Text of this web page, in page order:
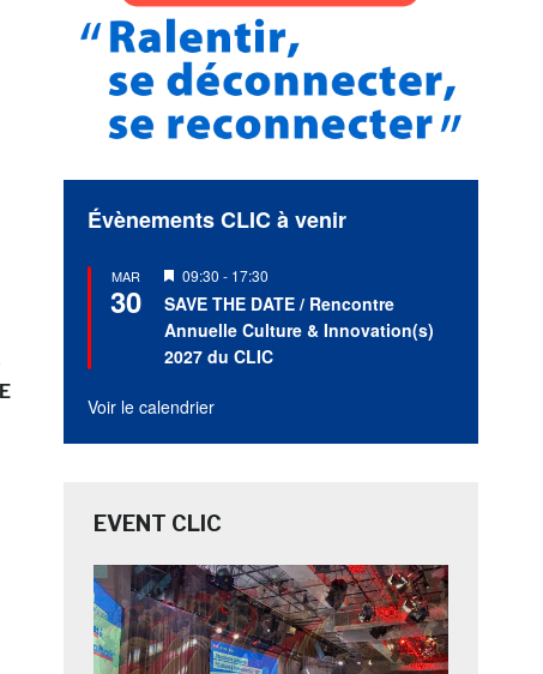
Évènements CLIC à venir
MAR
30
Mis
en
avant
09:30 - 17:30
SAVE THE DATE / Rencontre
Annuelle Culture & Innovation(s)
2027 du CLIC
Voir le calendrier
EVENT CLIC